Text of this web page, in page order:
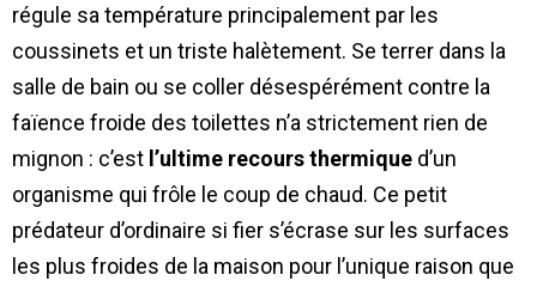
régule sa température principalement par les
coussinets et un triste halètement. Se terrer dans la
salle de bain ou se coller désespérément contre la
faïence froide des toilettes n’a strictement rien de
mignon : c’est l’ultime recours thermique d’un
organisme qui frôle le coup de chaud. Ce petit
prédateur d’ordinaire si fier s’écrase sur les surfaces
les plus froides de la maison pour l’unique raison que